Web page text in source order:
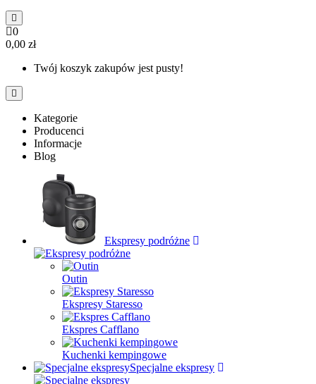
0
0,00 zł
Twój koszyk zakupów jest pusty!
Kategorie
Producenci
Informacje
Blog
Ekspresy podróżne
Outin
Ekspresy Staresso
Ekspres Cafflano
Kuchenki kempingowe
Specjalne ekspresy